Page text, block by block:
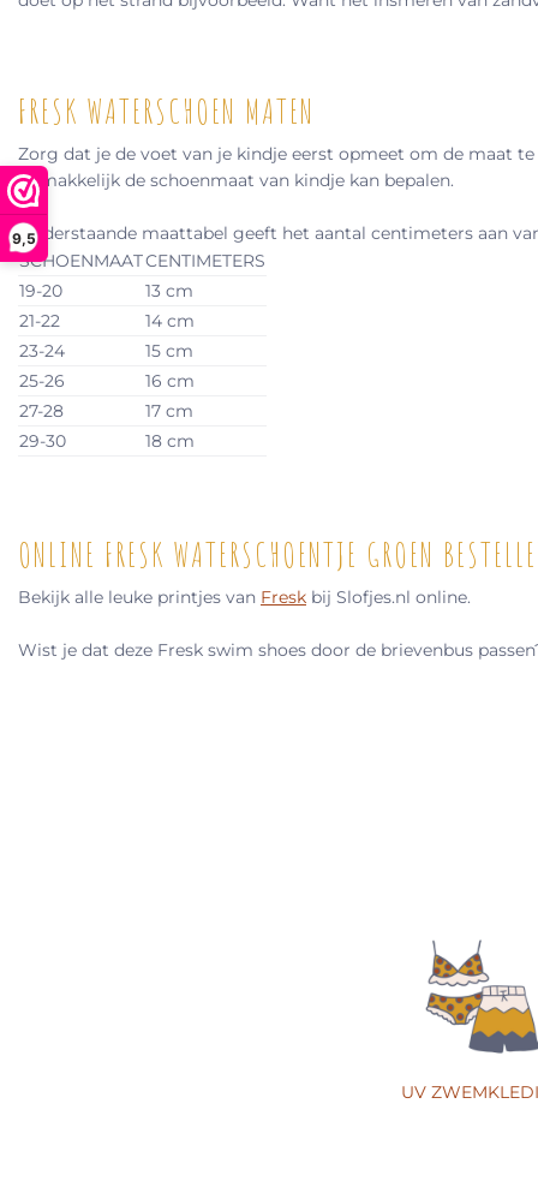
9,5
FRESK WATERSCHOEN MATEN
Zorg dat je de voet van je kindje eerst opmeet om de maat
gemakkelijk de schoenmaat van kindje kan bepalen.
Onderstaande maattabel geeft het aantal centimeters aan
SCHOENMAATCENTIMETERS
19-20
13 cm
21-22
14 cm
23-24
15 cm
25-26
16 cm
27-28
17 cm
29-30
18 cm
ONLINE FRESK WATERSCHOENTJE GROEN
Bekijk alle leuke printjes van Fresk bij Slofjes.nl online.
Wist je dat deze Fresk swim shoes door de brievenbus
UV